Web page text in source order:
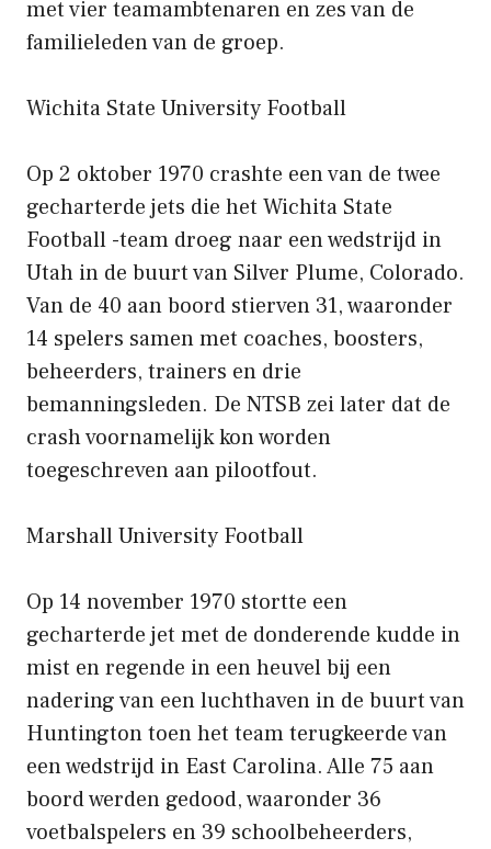
met vier teamambtenaren en zes van de
familieleden van de groep.
Wichita State University Football
Op 2 oktober 1970 crashte een van de twee
gecharterde jets die het Wichita State
Football -team droeg naar een wedstrijd in
Utah in de buurt van Silver Plume, Colorado.
Van de 40 aan boord stierven 31, waaronder
14 spelers samen met coaches, boosters,
beheerders, trainers en drie
bemanningsleden. De NTSB zei later dat de
crash voornamelijk kon worden
toegeschreven aan pilootfout.
Marshall University Football
Op 14 november 1970 stortte een
gecharterde jet met de donderende kudde in
mist en regende in een heuvel bij een
nadering van een luchthaven in de buurt van
Huntington toen het team terugkeerde van
een wedstrijd in East Carolina. Alle 75 aan
boord werden gedood, waaronder 36
voetbalspelers en 39 schoolbeheerders,